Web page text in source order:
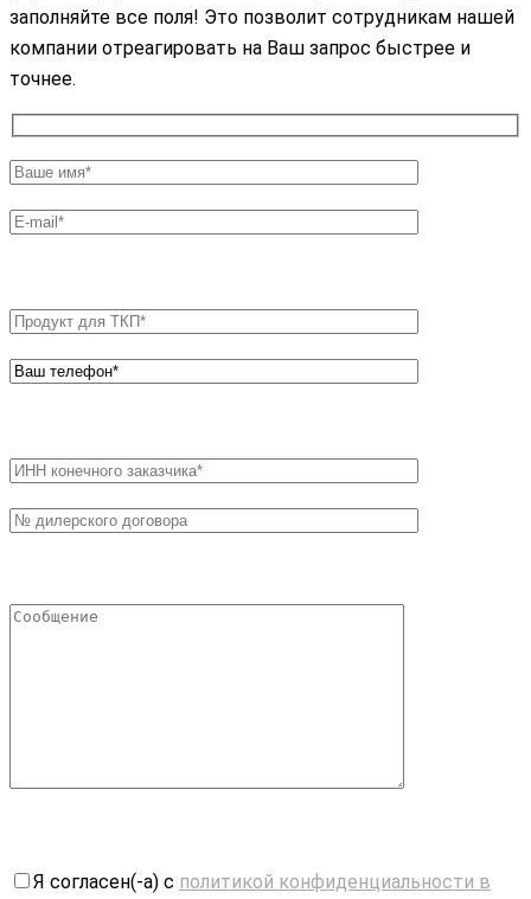
заполняйте все поля! Это позволит сотрудникам нашей
компании отреагировать на Ваш запрос быстрее и
точнее.
Я согласен(-а) с политикой конфиденциальности в